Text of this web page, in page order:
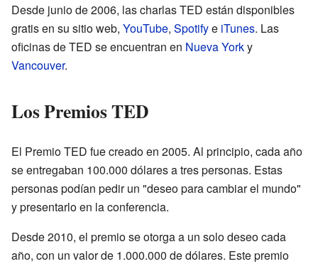
Desde junio de 2006, las charlas TED están disponibles
gratis en su sitio web, YouTube, Spotifye iTunes. Las
oficinas de TED se encuentran en Nueva Yorky
Vancouver.
Los Premios TED
El Premio TED fue creado en 2005. Al principio, cada año
se entregaban 100.000 dólares a tres personas. Estas
personas podían pedir un "deseo para cambiar el mundo"
y presentarlo en la conferencia.
Desde 2010, el premio se otorga a un solo deseo cada
año, con un valor de 1.000.000 de dólares. Este premio